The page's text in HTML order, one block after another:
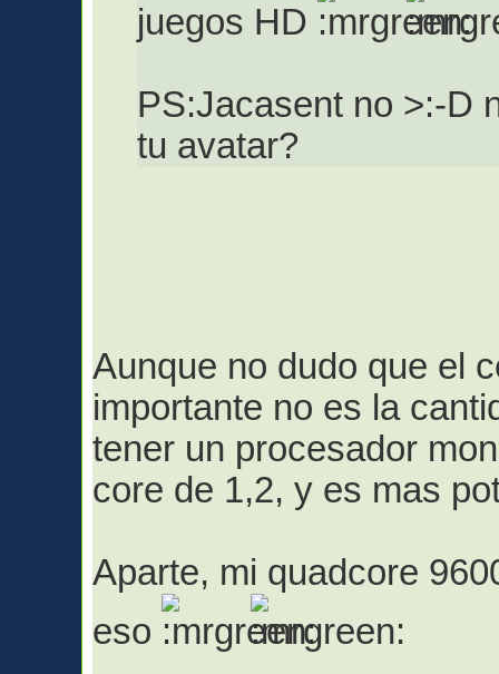
juegos HD
PS:Jacasent no >:-D
tu avatar?
Aunque no dudo que el
importante no es la
tener un procesador
core de 1,2, y es mas
Aparte, mi quadcore
eso